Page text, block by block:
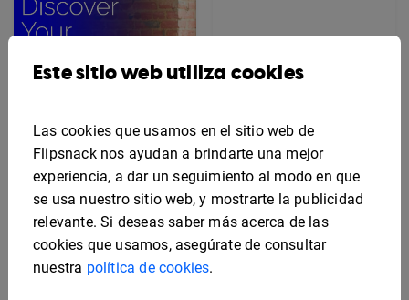
Plantilla de volante
editable de prestaciones
Este sitio web utiliza cookies
Las cookies que usamos en el sitio web de
Flipsnack nos ayudan a brindarte una mejor
experiencia, a dar un seguimiento al modo en que
se usa nuestro sitio web, y mostrarte la publicidad
relevante. Si deseas saber más acerca de las
cookies que usamos, asegúrate de consultar
nuestra política de cookies.